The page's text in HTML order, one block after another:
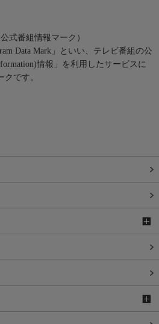
式番組情報マーク）
Data Mark」といい、テレビ番組の公
情報」を利用したサービスに
です。